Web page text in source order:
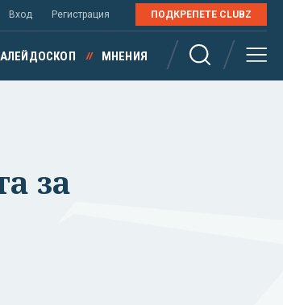
Вход Регистрация ПОДКРЕПЕТЕ CLUBZ
МНЕНИЯ
за